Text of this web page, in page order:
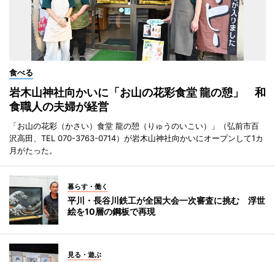
食べる
岩木山神社向かいに「お山の花彩食堂 龍の憩」 和
食職人の夫婦が経営
「お山の花彩（かさい）食堂 龍の憩（りゅうのいこい）」（弘前市百
沢高田、TEL 070-3763-0714）が岩木山神社向かいにオープンして1カ
月がたった。
暮らす・働く
平川・長谷川鉄工が全国大会一次審査に挑む 浮世
絵を10層の鋼板で再現
見る・遊ぶ